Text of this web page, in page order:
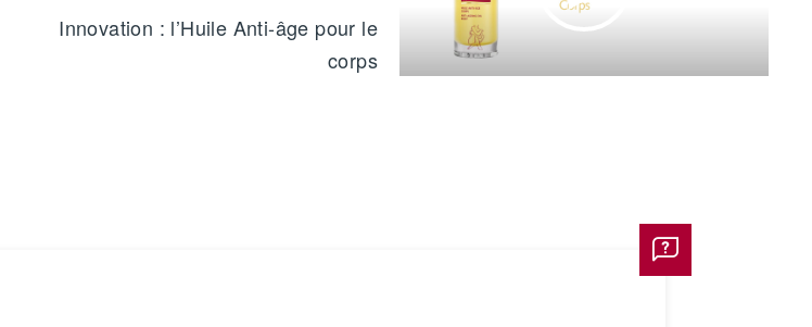
Innovation : l’Huile Anti-âge pour le
corps